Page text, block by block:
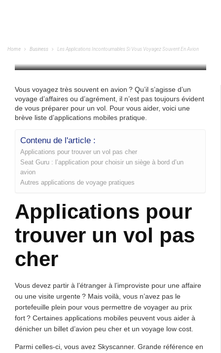
Home Business Les Applications Incontournables Si Vous Voyagez Souvent En Avion
Vous voyagez très souvent en avion ? Qu’il s’agisse d’un
voyage d’affaires ou d’agrément, il n’est pas toujours évident
de vous préparer pour un vol. Pour vous aider, voici une
brève liste d’applications mobiles pratique.
Contenu de l'article :
Applications pour trouver un vol pas cher
Seat Guru : l’application pour choisir un siège à bord d’un
avion
Autres applications de voyage pratiques
Applications pour
trouver un vol pas
cher
Vous devez partir à l’étranger à l’improviste pour une affaire
ou une visite urgente ? Mais voilà, vous n’avez pas le
portefeuille plein pour vous permettre de voyager au prix
fort ? Certaines applications mobiles peuvent vous aider à
dénicher un billet d’avion peu cher et un voyage low cost.
Parmi celles-ci, vous avez Skyscanner. Grande référence en